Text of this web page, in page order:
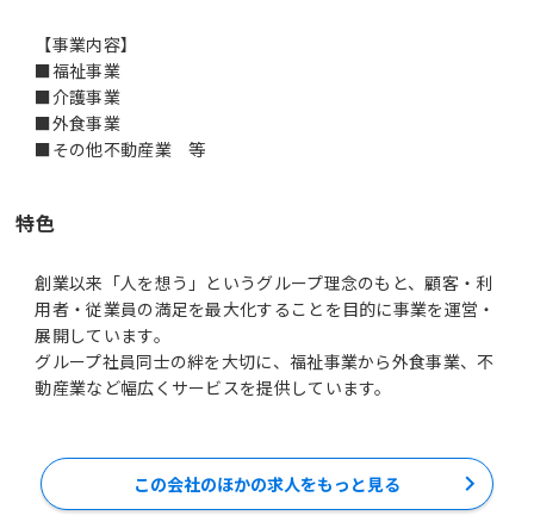
【事業内容】
■福祉事業
■介護事業
■外食事業
■その他不動産業 等
特色
創業以来「人を想う」というグループ理念のもと、顧客・利
用者・従業員の満足を最大化することを目的に事業を運営・
展開しています。
グループ社員同士の絆を大切に、福祉事業から外食事業、不
動産業など幅広くサービスを提供しています。
この会社のほかの求人をもっと見る